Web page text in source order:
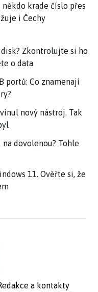
někdo krade číslo přes
i Čechy
Zkontrolujte si ho
o data
portů: Co znamenají
nový nástroj. Tak
dovolenou? Tohle
11. Ověřte si, že
a kontakty